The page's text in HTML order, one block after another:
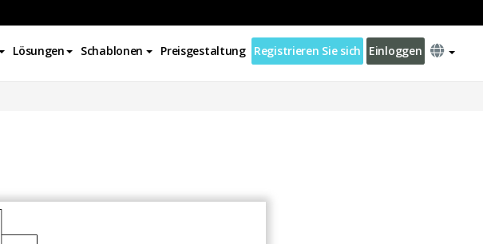
Lösungen Schablonen Preisgestaltung Registrieren Sie sich Einloggen